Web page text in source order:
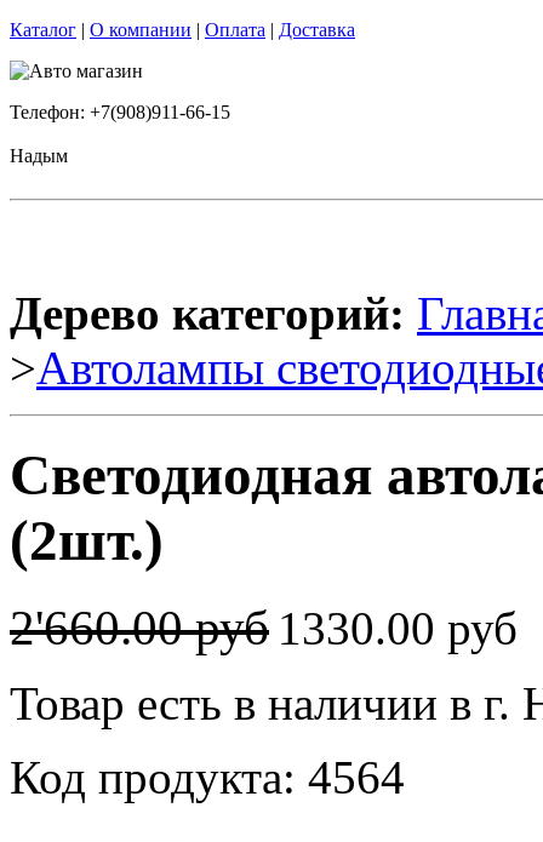
Каталог | О компании | Оплата | Доставка
Телефон: +7(908)911-66-15
Надым
Дерево категорий:
>Автолампы
Светодиодная
(2шт.)
2'660.00 руб 1330.00 руб
Товар есть в наличии в
Код продукта: 4564